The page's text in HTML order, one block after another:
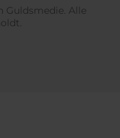
Guldsmedie. Alle